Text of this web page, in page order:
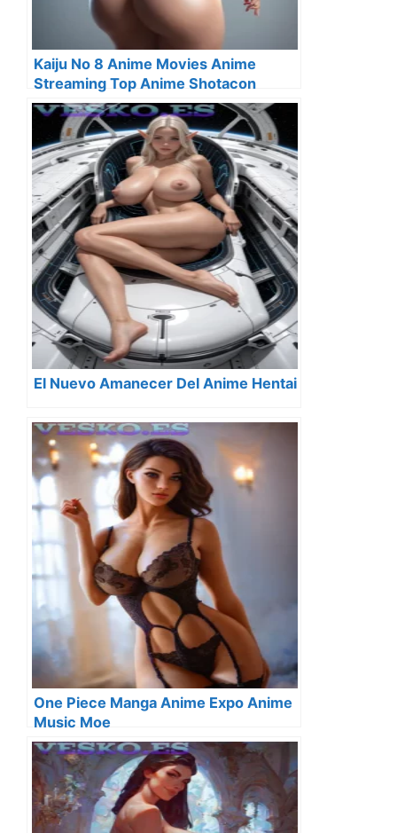
Kaiju No 8 Anime Movies Anime
Streaming Top Anime Shotacon
El Nuevo Amanecer Del Anime Hentai
One Piece Manga Anime Expo Anime
Music Moe